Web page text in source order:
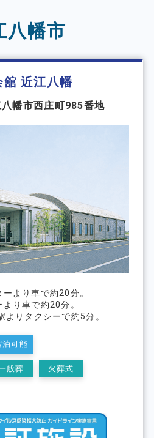
八幡市
舘 近江八幡
幡市西庄町985番地
ーより車で約20分。
より車で約20分。
よりタクシーで約5分。
泊可能
般葬 火葬式